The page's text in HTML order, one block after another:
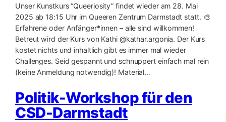
Unser Kunstkurs “Queeriosity” findet wieder am 28. Mai
2025 ab 18:15 Uhr im Queeren Zentrum Darmstadt statt. 🎨
Erfahrene oder Anfänger*innen – alle sind willkommen!
Betreut wird der Kurs von Kathi @kathar.argonia. Der Kurs
kostet nichts und inhaltlich gibt es immer mal wieder
Challenges. Seid gespannt und schnuppert einfach mal rein
(keine Anmeldung notwendig)! Material…
Politik-Workshop für den
CSD-Darmstadt